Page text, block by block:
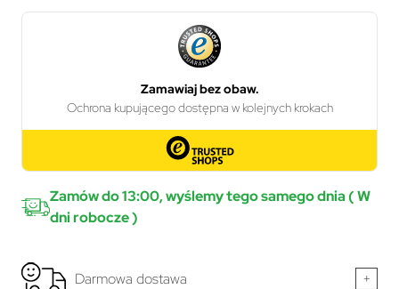
Zamów do 13:00, wyślemy tego samego dnia ( W
dni robocze )
Darmowa dostawa +